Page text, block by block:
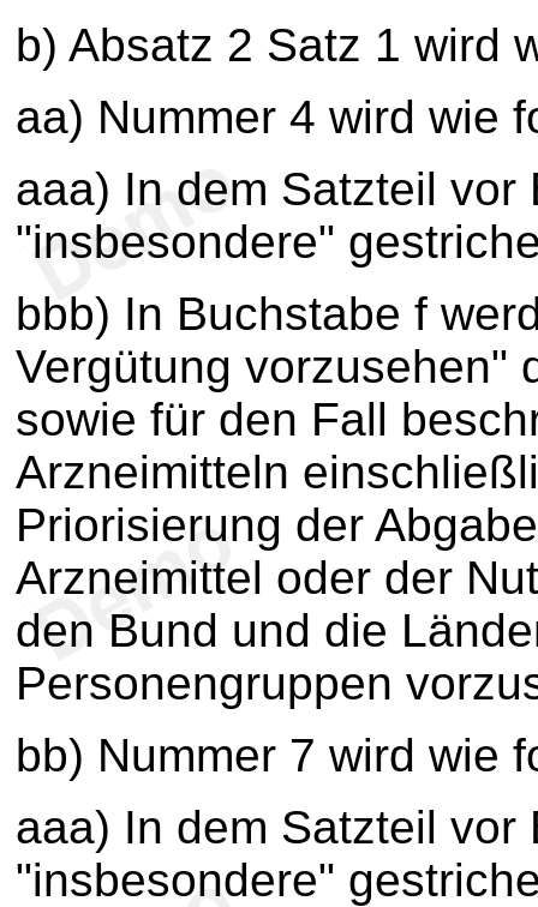
b) Absatz 2 Satz 1 wird
aa) Nummer 4 wird wie
aaa) In dem Satzteil
"insbesondere"
bbb) In Buchstabe f
Vergütung vorzusehen"
sowie für den Fall
Arzneimitteln
Priorisierung der
Arzneimittel oder der
den Bund und die
Personengruppen
bb) Nummer 7 wird wie
aaa) In dem Satzteil
"insbesondere"